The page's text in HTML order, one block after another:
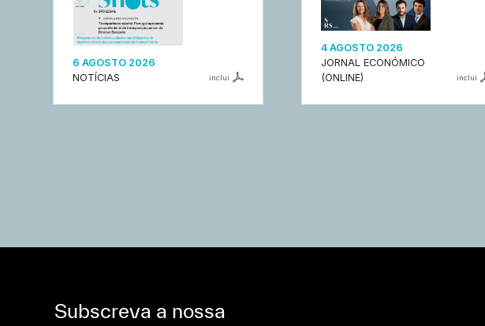
6 AGOSTO 2026
NOTÍCIAS
inclui
4 AGOSTO 2026
JORNAL ECONÓMICO
(ONLINE)
inclui
Subscreva a nossa